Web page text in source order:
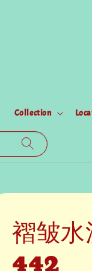
Collection
褶皱